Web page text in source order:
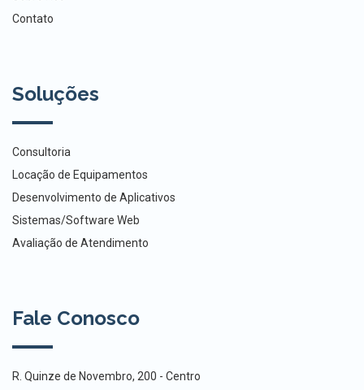
Contato
Soluções
Consultoria
Locação de Equipamentos
Desenvolvimento de Aplicativos
Sistemas/Software Web
Avaliação de Atendimento
Fale Conosco
R. Quinze de Novembro, 200 - Centro